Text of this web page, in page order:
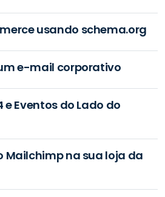
usando schema.org
e-mail corporativo
Eventos do Lado do
Mailchimp na sua loja da